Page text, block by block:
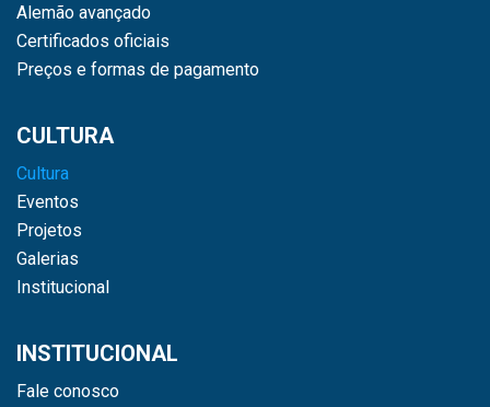
Alemão avançado
Certificados oficiais
Preços e formas de pagamento
CULTURA
Cultura
Eventos
Projetos
Galerias
Institucional
INSTITUCIONAL
Fale conosco